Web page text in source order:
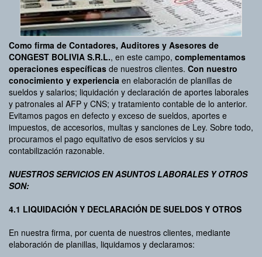
Como firma de Contadores, Auditores y Asesores de
CONGEST BOLIVIA S.R.L., en este campo, complementamos
operaciones específicas de nuestros clientes. Con nuestro
conocimiento y experiencia en elaboración de planillas de
sueldos y salarios; liquidación y declaración de aportes laborales
y patronales al AFP y CNS; y tratamiento contable de lo anterior.
Evitamos pagos en defecto y exceso de sueldos, aportes e
impuestos, de accesorios, multas y sanciones de Ley. Sobre todo,
procuramos el pago equitativo de esos servicios y su
contabilización razonable.
NUESTROS SERVICIOS EN ASUNTOS LABORALES Y OTROS
SON:
4.1 LIQUIDACIÓN Y DECLARACIÓN DE SUELDOS Y OTROS
En nuestra firma, por cuenta de nuestros clientes, mediante
elaboración de planillas, liquidamos y declaramos: